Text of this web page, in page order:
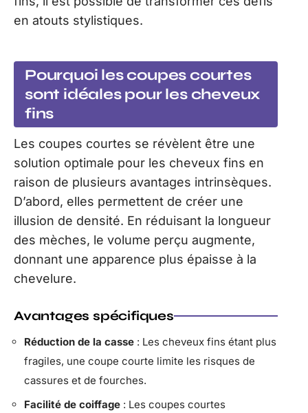
en atouts stylistiques.
Pourquoi les coupes courtes
sont idéales pour les cheveux
fins
Les coupes courtes se révèlent être une
solution optimale pour les cheveux fins en
raison de plusieurs avantages intrinsèques.
D’abord, elles permettent de créer une
illusion de densité. En réduisant la longueur
des mèches, le volume perçu augmente,
donnant une apparence plus épaisse à la
chevelure.
Avantages spécifiques
Réduction de la casse : Les cheveux fins étant plus
fragiles, une coupe courte limite les risques de
cassures et de fourches.
Facilité de coiffage : Les coupes courtes